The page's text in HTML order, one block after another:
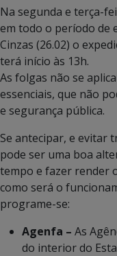
Na segunda e terça-
em todo o período de
Cinzas (26.02) o
terá início às 13h.
As folgas não se
essenciais, que não
e segurança pública.
Se antecipar, e evitar
pode ser uma boa
tempo e fazer render
como será o
programe-se:
Agenfa – As
do interior do